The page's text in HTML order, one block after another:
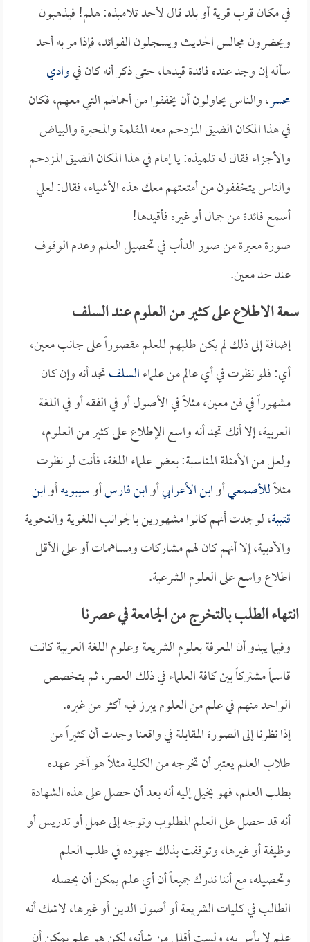
في مكان قرب قرية أو بلد قال لأحد تلاميذه: هلم! فيذهبون
ويحضرون مجالس الحديث ويسجلون الفوائد، فإذا مر به أحد
سأله إن وجد عنده فائدة قيدها، حتى ذكر أنه كان فيوادي
محسر، والناس يحاولون أن يخففوا من أحمالهم التي معهم، فكان
في هذا المكان الضيق المزدحم معه المقلمة والمحبرة والبياض
والأجزاء فقال له تلميذه: يا إمام في هذا المكان الضيق المزدحم
والناس يتخففون من أمتعتهم معك هذه الأشياء، فقال: لعلي
أسمع فائدة من جمال أو غيره فأقيدها!
صورة معبرة من صور الدأب في تحصيل العلم وعدم الوقوف
عند حد معين.
سعة الاطلاع على كثير من العلوم عند السلف
إضافة إلى ذلك لم يكن طلبهم للعلم مقصوراً على جانب معين،
أي: فلو نظرت في أي عالم من علماءالسلفتجد أنه وإن كان
مشهوراً في فن معين، مثلاً في الأصول أو في الفقه أو في اللغة
العربية، إلا أنك تجد أنه واسع الإطلاع على كثير من العلوم،
ولعل من الأمثلة المناسبة: بعض علماء اللغة، فأنت لو نظرت
مثلاًللأصمعيأوابن الأعرابيأوابن فارسأوسيبويهأوابن
قتيبة، لوجدت أنهم كانوا مشهورين بالجوانب اللغوية والنحوية
والأدبية، إلا أنهم كان لهم مشاركات ومساهمات أو على الأقل
اطلاع واسع على العلوم الشرعية.
انتهاء الطلب بالتخرج من الجامعة في عصرنا
وفيما يبدو أن المعرفة بعلوم الشريعة وعلوم اللغة العربية كانت
قاسماً مشتركاً بين كافة العلماء في ذلك العصر، ثم يتخصص
الواحد منهم في علم من العلوم يبرز فيه أكثر من غيره.
إذا نظرنا إلى الصورة المقابلة في واقعنا وجدت أن كثيراً من
طلاب العلم يعتبر أن تخرجه من الكلية مثلاً هو آخر عهده
بطلب العلم، فهو يخيل إليه أنه بعد أن حصل على هذه الشهادة
أنه قد حصل على العلم المطلوب وتوجه إلى عمل أو تدريس أو
وظيفة أو غيرها، وتوقفت بذلك جهوده في طلب العلم
وتحصيله، مع أننا ندرك جميعاً أن أي علم يمكن أن يحصله
الطالب في كليات الشريعة أو أصول الدين أو غيرها، لاشك أنه